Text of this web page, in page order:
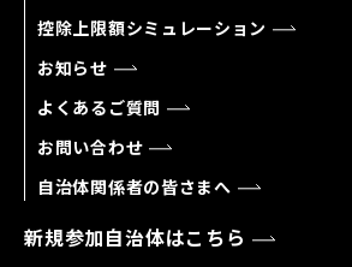
控除上限額シミュレーション
お知らせ
よくあるご質問
お問い合わせ
自治体関係者の皆さまへ
新規参加自治体はこちら